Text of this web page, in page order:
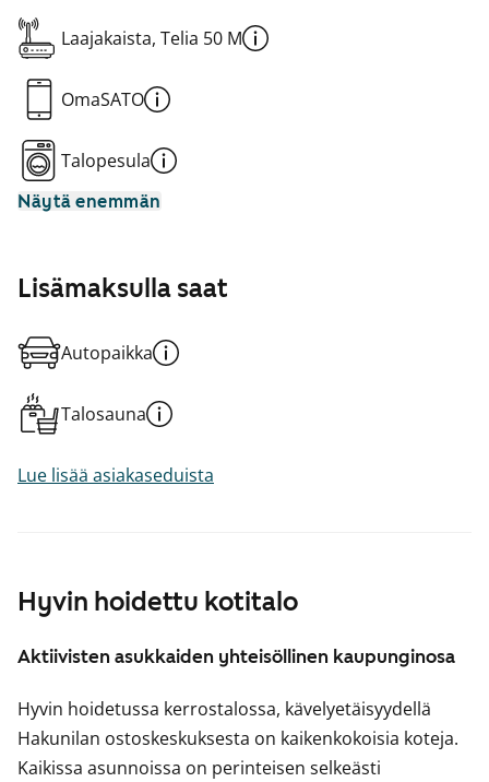
Hyvin hoidettu kotitalo
Aktiivisten asukkaiden yhteisöllinen kaupunginosa
Hyvin hoidetussa kerrostalossa, kävelyetäisyydellä
Hakunilan ostoskeskuksesta on kaikenkokoisia koteja.
Kaikissa asunnoissa on perinteisen selkeästi
Laajakaista, Telia 50 M
OmaSATO
Talopesula
Näytä enemmän
Lisämaksulla saat
Autopaikka
Talosauna
Lue lisää asiakaseduista